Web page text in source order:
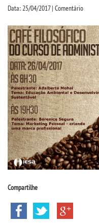
PROUNI
CURSOS
BACHARELADOS
LICENCIATURAS
TECNOLÓGICOS
VESTIBULAR
INSCREVA-SE
Data: 25/04/2017 | Comentário
Compartilhe